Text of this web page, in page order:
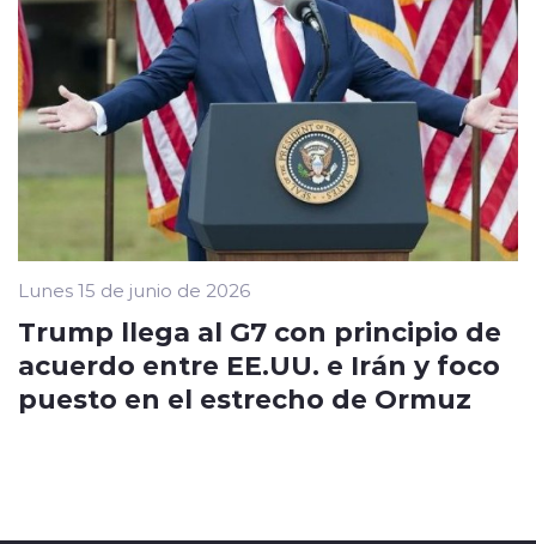
Lunes 15 de junio de 2026
Trump llega al G7 con principio de
acuerdo entre EE.UU. e Irán y foco
puesto en el estrecho de Ormuz